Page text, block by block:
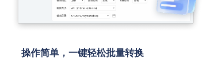
操作简单，一键轻松批量转换